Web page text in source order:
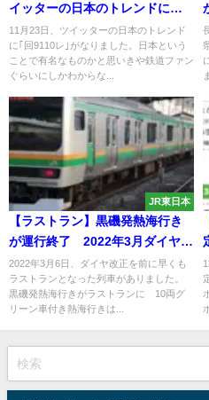
イッターの日本のトレンドにな
った｢回9110レ｣とはなんなのか?
一般人からしたらただの暗号
11月23日、ツイッターの日本のトレンド
に｢回9110レ｣がなりました。日本という
ことで有名なものかと思いきや鉄道ファン
ぐらいにしかわからな...
JR東日本
【ラストラン】黒磯発熱海行き
が運行終了 2022年3月ダイヤ改
正で廃止
2022年3月6日、ダイヤ改正を前に早くも
ラストランとなった列車がありました。
黒磯発熱海行きがラストランに 10両グ
リーン車付き熱海行きは...